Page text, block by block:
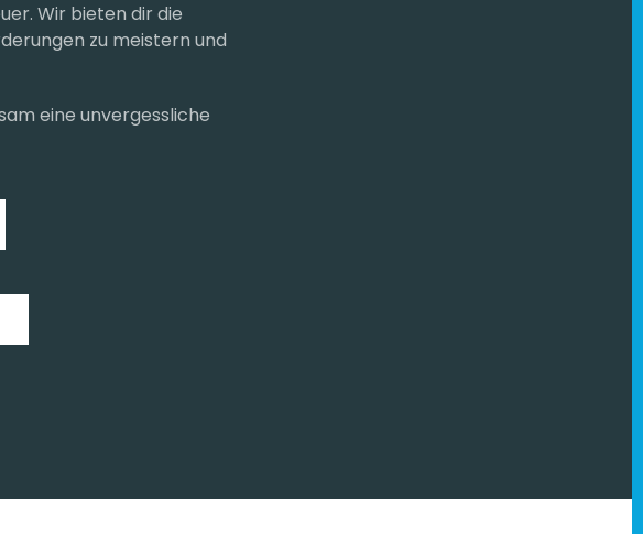
Wir bieten dir die
zu meistern und
eine unvergessliche